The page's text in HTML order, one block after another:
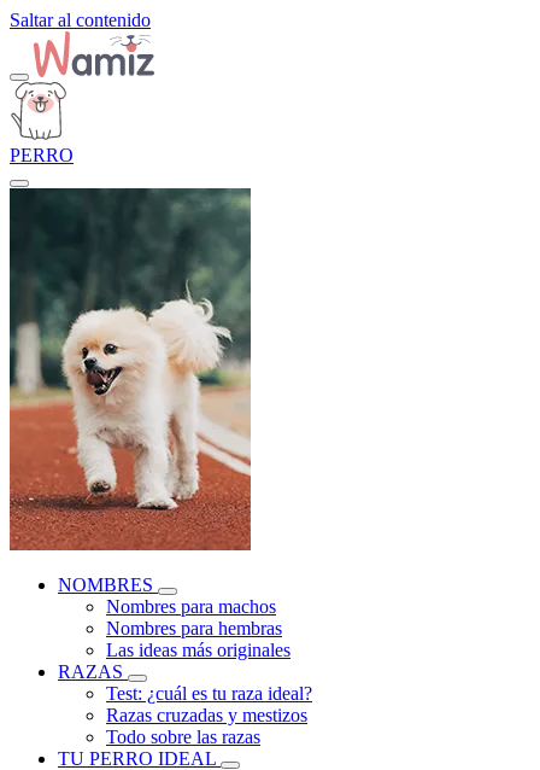
Saltar al contenido
PERRO
NOMBRES
Nombres para machos
Nombres para hembras
Las ideas más originales
RAZAS
Test: ¿cuál es tu raza ideal?
Razas cruzadas y mestizos
Todo sobre las razas
TU PERRO IDEAL